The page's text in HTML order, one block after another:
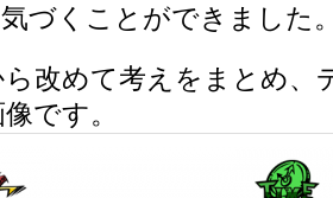
づくことができました
改めて考えをまとめ、
です。